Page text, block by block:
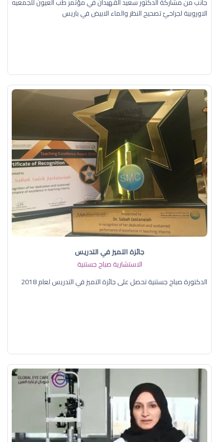
الاوروبية لجراحيّ تصحيح النظر والماء الابيض في باريس
جائزة التميز في التدريس
الاستشارية صباح جستنية
الدكتورة صباح جستنية تحصل على جائزة التميز في التدريس لعام 2018